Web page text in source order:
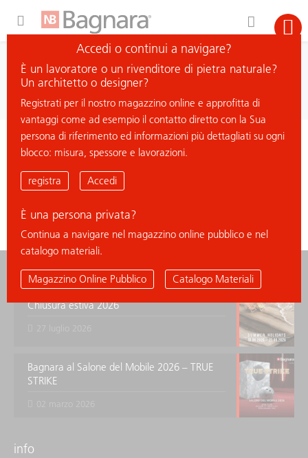
cerca materiale
< ritorna all'elenco
SILVER PLATINUM
news
Chiusura estiva 2026
Bagnara al Salone del Mobile 2026 – TRUE
STRIKE
info
Accedi o continui a navigare?
È un lavoratore o un rivenditore di pietra naturale?
Un architetto o designer?
Registrati per il nostro magazzino online e approfitta di
vantaggi come ad esempio il contatto diretto con la Sua
persona di riferimento ed informazioni più dettagliati su ogni
blocco: misura, spessore e lavorazioni.
registra Accedi
È una persona privata?
Continua a navigare nel magazzino online pubblico e nel
catalogo materiali.
Magazzino Online Pubblico Catalogo Materiali